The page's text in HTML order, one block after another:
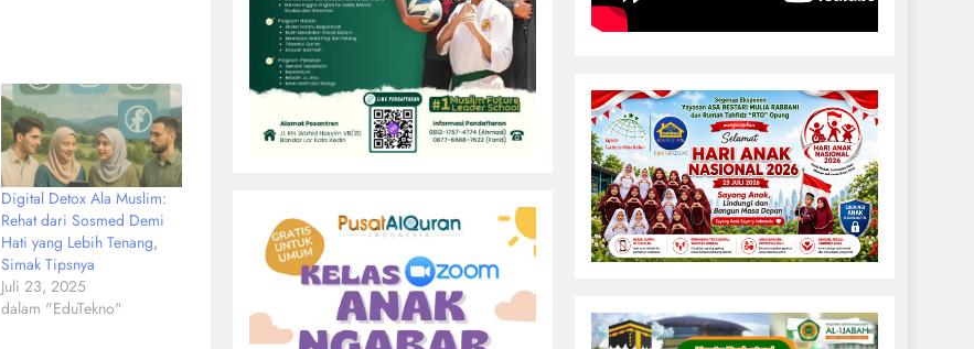
Digital Detox Ala Muslim:
Rehat dari Sosmed Demi
Hati yang Lebih Tenang,
Simak Tipsnya
Juli 23, 2025
dalam "EduTekno"